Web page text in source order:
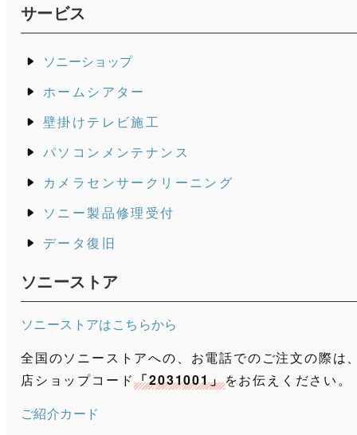
サービス
ソニーショップ
ホームシアター
壁掛けテレビ施工
パソコンメンテナンス
カメラセンサークリーニング
ソニー製品修理受付
データ復旧
ソニーストア
ソニーストアはこちらから
全国のソニーストアへの、お電話でのご注文の際は
店ショップコード「2031001」をお伝えください。
ご紹介カード